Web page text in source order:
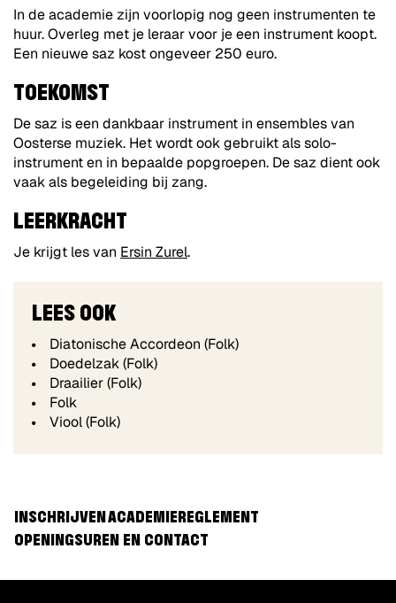
In de academie zijn voorlopig nog geen instrumenten te
huur. Overleg met je leraar voor je een instrument koopt.
Een nieuwe saz kost ongeveer 250 euro.
TOEKOMST
De saz is een dankbaar instrument in ensembles van
Oosterse muziek. Het wordt ook gebruikt als solo-
instrument en in bepaalde popgroepen. De saz dient ook
vaak als begeleiding bij zang.
LEERKRACHT
Je krijgt les van Ersin Zurel.
LEES OOK
Diatonische Accordeon (Folk)
Doedelzak (Folk)
Draailier (Folk)
Folk
Viool (Folk)
INSCHRIJVEN ACADEMIEREGLEMENT
OPENINGSUREN EN CONTACT